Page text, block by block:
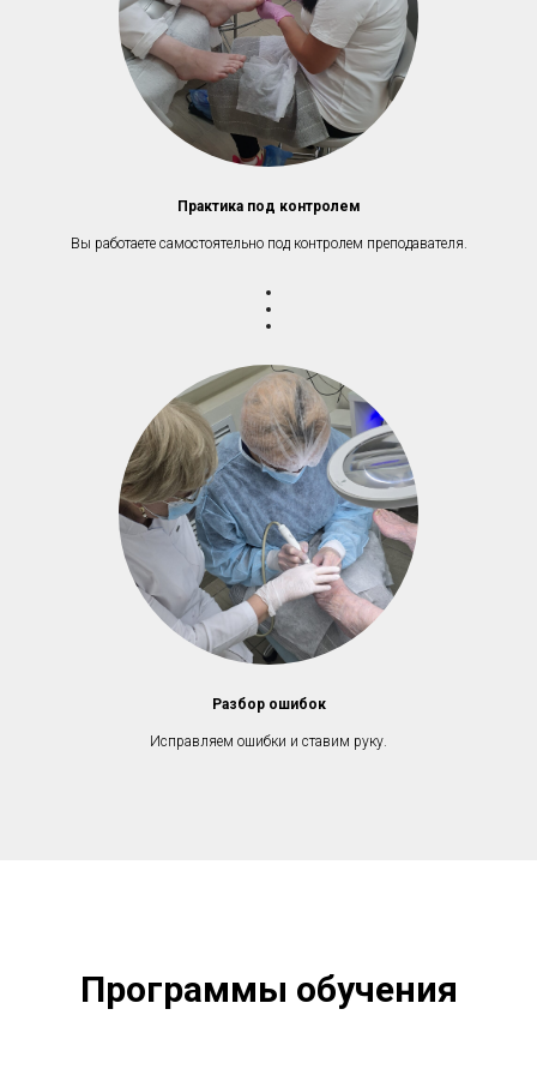
Практика под контролем
Вы работаете самостоятельно под контролем преподавателя.
Разбор ошибок
Исправляем ошибки и ставим руку.
Программы обучения